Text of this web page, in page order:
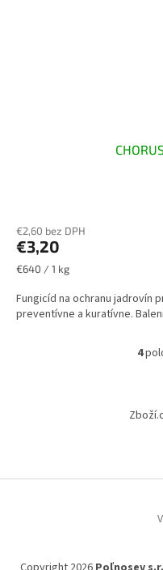
€2,60 bez DPH
€3,20
Jednotková
€640 / 1 kg
Fungicíd na ochranu jadrovín
preventívne a kuratívne.
4
i